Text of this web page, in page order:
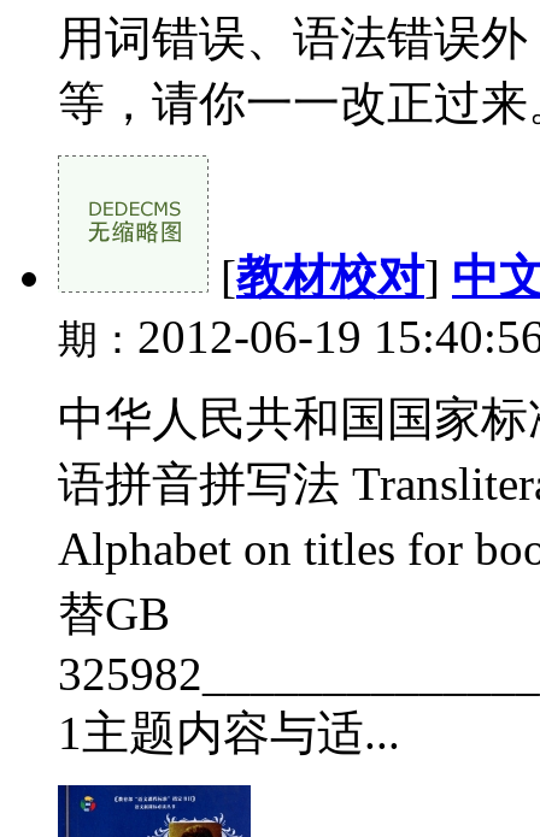
用词错误、语法错误
等，请你一一改正过
[教材校对] 中
期： 2012-06-19
中华人民共和国国家
语拼音拼写法
Alphabet on titles for
替GB
1主题内容与适...